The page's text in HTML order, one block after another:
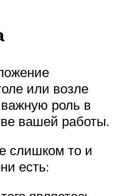
или возле
важную роль в
вашей работы.
слишком то и
есть: